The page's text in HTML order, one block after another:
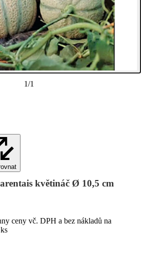
1/1
květináč Ø 10,5 cm
ceny vč. DPH a bez nákladů na
ks